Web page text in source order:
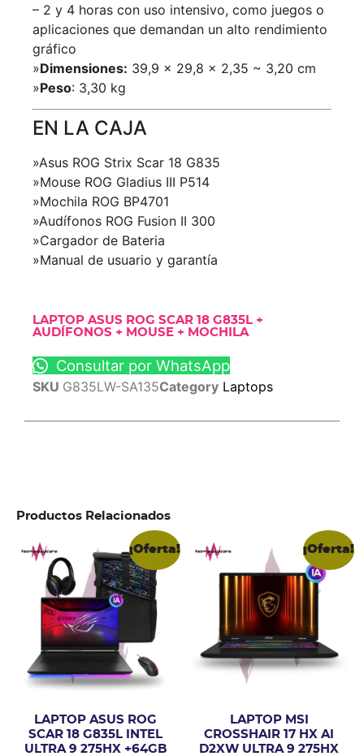
– 2 y 4 horas con uso intensivo, como juegos o
aplicaciones que demandan un alto rendimiento
gráfico
»Dimensiones: 39,9 x 29,8 x 2,35 ~ 3,20 cm
»Peso: 3,30 kg
EN LA CAJA
»Asus ROG Strix Scar 18 G835
»Mouse ROG Gladius III P514
»Mochila ROG BP4701
»Audífonos ROG Fusion II 300
»Cargador de Bateria
»Manual de usuario y garantía
LAPTOP ASUS ROG SCAR 18 G835L +
AUDÍFONOS + MOUSE + MOCHILA
Consultar por WhatsApp
SKU G835LW-SA135Category Laptops
Productos Relacionados
¡Oferta!
LAPTOP ASUS ROG
SCAR 18 G835L INTEL
ULTRA 9 275HX +64GB
¡Oferta!
LAPTOP MSI
CROSSHAIR 17 HX AI
D2XW ULTRA 9 275HX